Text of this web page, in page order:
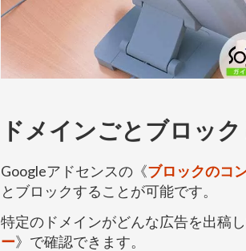
ドメインごとブロッ
Googleアドセンスの《ブロックのコ
とブロックすることが可能です。
特定のドメインがどんな広告を出稿
ー》で確認できます。